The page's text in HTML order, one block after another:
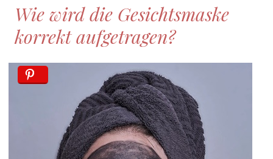
Wie wird die Gesichtsmaske
korrekt aufgetragen?